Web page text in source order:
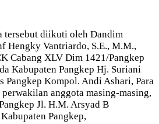
tersebut diikuti oleh Dandim
Hengky Vantriardo, S.E., M.M.,
Cabang XLV Dim 1421/Pangkep
Kabupaten Pangkep Hj. Suriani
Pangkep Kompol. Andi Ashari, Para
perwakilan anggota masing-masing,
Jl. H.M. Arsyad B
Pangkep,